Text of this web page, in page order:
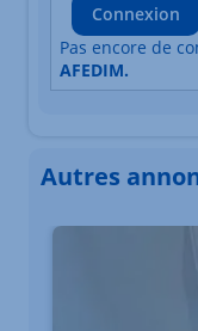
Connexion
Pas encore de
AFEDIM.
Autres
Élément 1 sur 3